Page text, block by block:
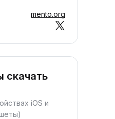
mento.org
скачать
iOS и